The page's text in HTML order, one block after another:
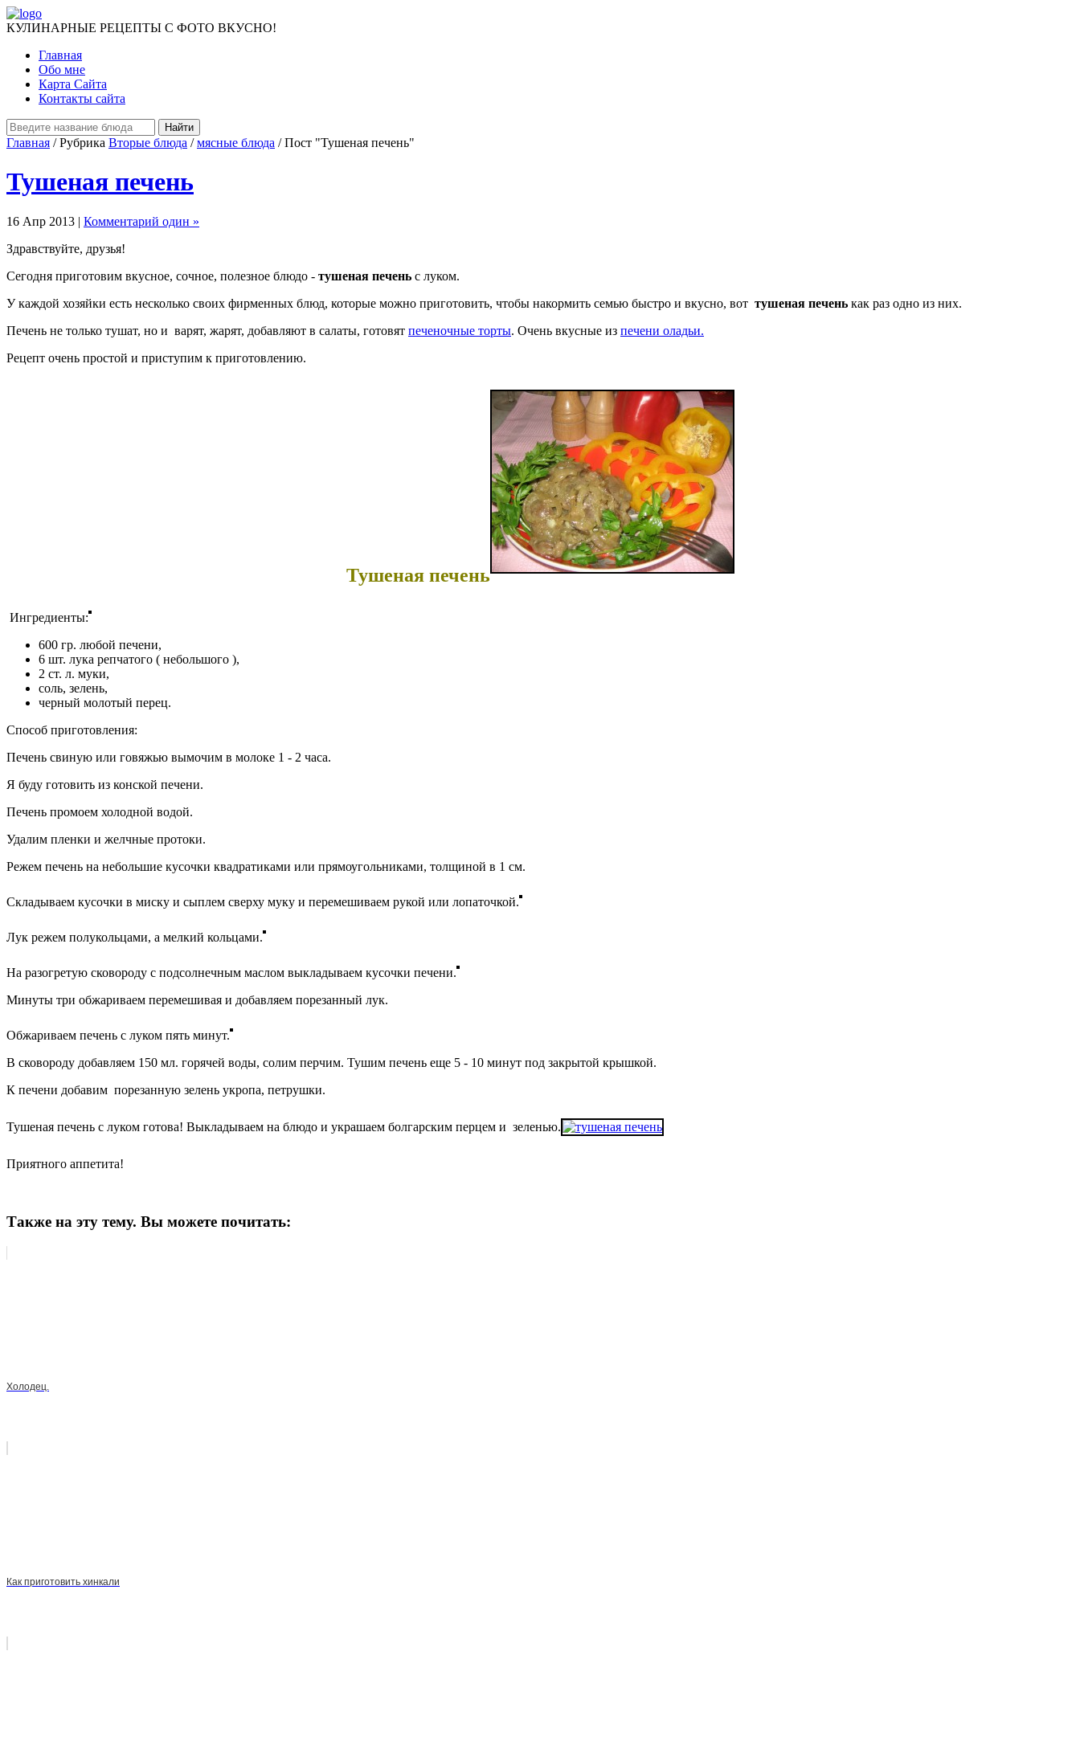
КУЛИНАРНЫЕ РЕЦЕПТЫ С ФОТО ВКУСНО!
Главная
Обо мне
Карта Сайта
Контакты сайта
Главная / Рубрика Вторые блюда /мясные блюда / Пост "Тушеная печень"
Тушеная печень
16 Апр 2013 | Комментарий один »
Здравствуйте, друзья!
Сегодня приготовим вкусное, сочное, полезное блюдо - тушеная печень с луком.
У каждой хозяйки есть несколько своих фирменных блюд, которые можно приготовить, чтобы накормить семью быстро и вкусно, вот тушеная печень как раз одно из них.
Печень не только тушат, но и варят, жарят, добавляют в салаты, готовят печеночные торты. Очень вкусные из печени оладьи.
Рецепт очень простой и приступим к приготовлению.
Тушеная печень
Ингредиенты:
600 гр. любой печени,
6 шт. лука репчатого ( небольшого ),
2 ст. л. муки,
соль, зелень,
черный молотый перец.
Способ приготовления:
Печень свиную или говяжью вымочим в молоке 1 - 2 часа.
Я буду готовить из конской печени.
Печень промоем холодной водой.
Удалим пленки и желчные протоки.
Режем печень на небольшие кусочки квадратиками или прямоугольниками, толщиной в 1 см.
Складываем кусочки в миску и сыплем сверху муку и перемешиваем рукой или лопаточкой.
Лук режем полукольцами, а мелкий кольцами.
На разогретую сковороду с подсолнечным маслом выкладываем кусочки печени.
Минуты три обжариваем перемешивая и добавляем порезанный лук.
Обжариваем печень с луком пять минут.
В сковороду добавляем 150 мл. горячей воды, солим перчим. Тушим печень еще 5 - 10 минут под закрытой крышкой.
К печени добавим порезанную зелень укропа, петрушки.
Тушеная печень с луком готова! Выкладываем на блюдо и украшаем болгарским перцем и зеленью.
Приятного аппетита!
Также на эту тему. Вы можете почитать:
Холодец.
Как приготовить хинкали